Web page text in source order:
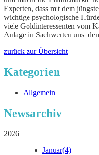
Experten, dass mit dem
wichtige psychologische
viele Goldinteressenten vom
Anlage in Sachwerten uns,
zurück zur Übersicht
Kategorien
Allgemein
Newsarchiv
2026
Januar(4)